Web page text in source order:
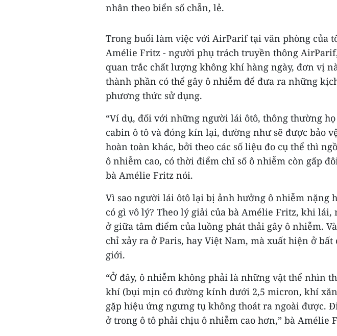
nhân theo biển số chẵn, lẻ.
Trong buổi làm việc với AirParif tại văn phòng của
Amélie Fritz - người phụ trách truyền thông
quan trắc chất lượng không khí hàng ngày, đơn vị
thành phần có thể gây ô nhiễm để đưa ra những
phương thức sử dụng.
“Ví dụ, đối với những người lái ôtô, thông thường
cabin ô tô và đóng kín lại, dường như sẽ được bảo
hoàn toàn khác, bởi theo các số liệu đo cụ thể thì
ô nhiễm cao, có thời điểm chỉ số ô nhiễm còn gấp
bà Amélie Fritz nói.
Vì sao người lái ôtô lại bị ảnh hưởng ô nhiễm nặng
có gì vô lý? Theo lý giải của bà Amélie Fritz, khi
ở giữa tâm điểm của luồng phát thải gây ô nhiễm.
chỉ xảy ra ở Paris, hay Việt Nam, mà xuất hiện ở
giới.
“Ở đây, ô nhiễm không phải là những vật thể nhìn
khí (bụi mịn có đường kính dưới 2,5 micron, khí
gặp hiệu ứng ngưng tụ không thoát ra ngoài được.
ở trong ô tô phải chịu ô nhiễm cao hơn,” bà Amélie